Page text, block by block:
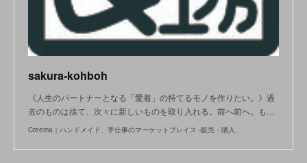
sakura-kohboh
《人生のパートナーとなる「愛着」の持てるモノを作りたい。》過
去のものは捨て、次々に新しいものを取り入れる。前へ前へ。も…
Creema｜ハンドメイド、手仕事のマーケットプレイス -販売・購入